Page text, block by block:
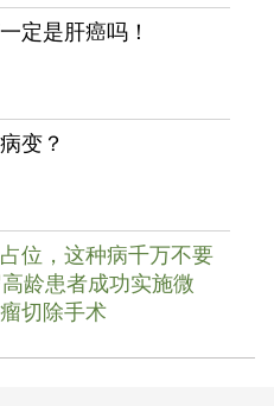
定是肝癌吗！
变？
位，这种病千万不要
龄患者成功实施微
切除手术